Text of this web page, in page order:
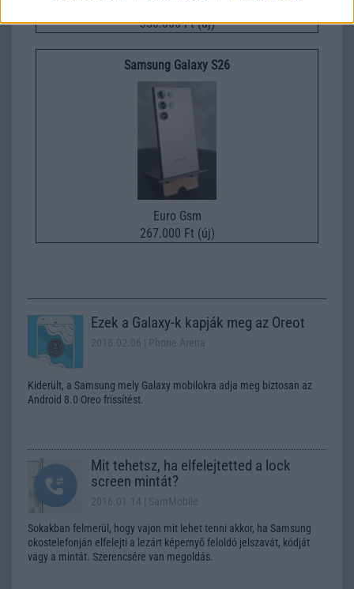
350.000 Ft (új)
Samsung Galaxy S26
Euro Gsm
267.000 Ft (új)
Ezek a Galaxy-k kapják meg az Oreot
2018.02.06 | Phone Arena
Kiderült, a Samsung mely Galaxy mobilokra adja meg biztosan az
Android 8.0 Oreo frissítést.
Mit tehetsz, ha elfelejtetted a lock
screen mintát?
2016.01.14 | SamMobile
Sokakban felmerül, hogy vajon mit lehet tenni akkor, ha Samsung
okostelefonján elfelejti a lezárt képernyõ feloldó jelszavát, kódját
vagy a mintát. Szerencsére van megoldás.